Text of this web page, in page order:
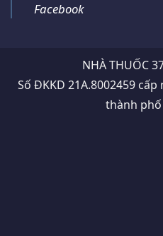
Facebook
NHÀ THUỐC
Số ĐKKD 21A.8002459
thành phố